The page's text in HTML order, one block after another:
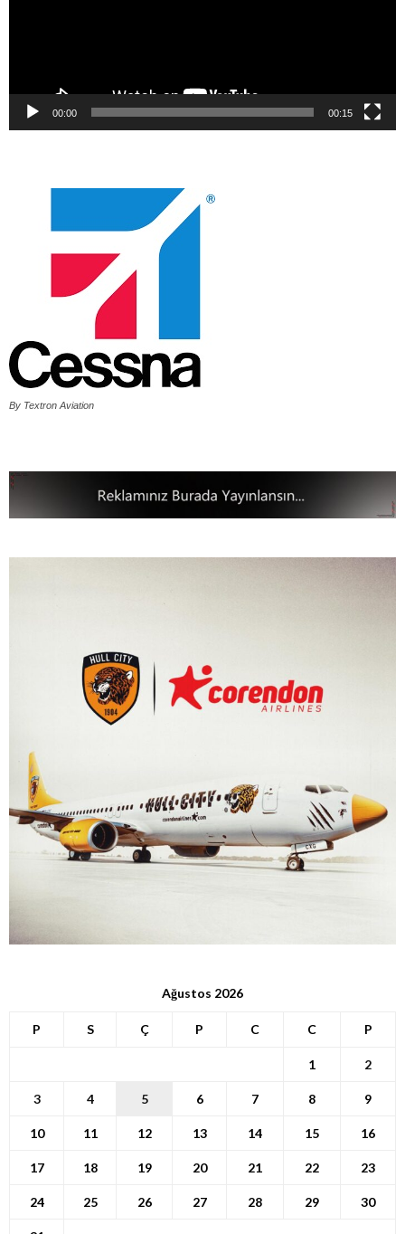
00:00 00:15
By Textron Aviation
Ağustos 2026
P S Ç P C C P
1 2
3 4 5 6 7 8 9
10 11 12 13 14 15 16
17 18 19 20 21 22 23
24 25 26 27 28 29 30